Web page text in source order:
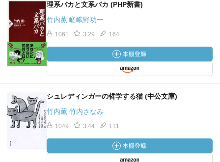
理系バカと文系バカ (PHP新書)
竹内薫 嵯峨野功一
1061 3.29 164
シュレディンガーの哲学する猫 (中公文庫)
竹内薫 竹内さなみ
1049 3.44 111